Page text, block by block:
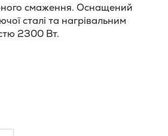
смаження. Оснащений
сталі та нагрівальним
2300 Вт.